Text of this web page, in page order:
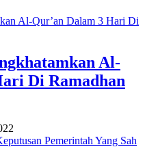
Al-
Di Ramadhan